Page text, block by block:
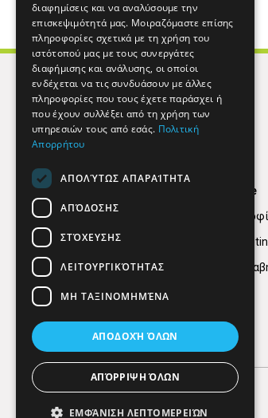
Find Here
Εταιρικό
Digital
Κατηγορίες
διαφημίσεις και να αναλύσουμε την
επισκεψιμότητά μας. Μοιραζόμαστε επίσης
πληροφορίες σχετικά με τη χρήση του
ιστότοπού μας με τους συνεργάτες
διαφήμισης και ανάλυσης, οι οποίοι
ενδέχεται να τις συνδυάσουν με άλλες
πληροφορίες που τους έχετε παράσχει ή
που έχουν συλλέξει από τη χρήση των
υπηρεσιών τους από εσάς. Πολιτική
Απορρήτου
ΑΠΟΛΎΤΩΣ ΑΠΑΡΑΊΤΗΤΑ
ΑΠΌΔΟΣΗΣ
ΣΤΌΧΕΥΣΗΣ
ΛΕΙΤΟΥΡΓΙΚΌΤΗΤΑΣ
ΜΗ ΤΑΞΙΝΟΜΗΜΈΝΑ
ΑΠΟΔΟΧΉ ΌΛΩΝ
ΑΠΌΡΡΙΨΗ ΌΛΩΝ
ΕΜΦΆΝΙΣΗ ΛΕΠΤΟΜΕΡΕΙΏΝ